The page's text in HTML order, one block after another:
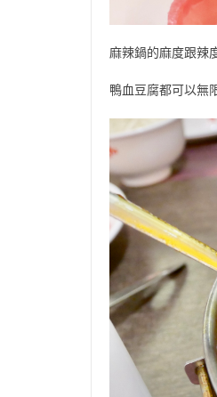
麻辣鍋的麻度跟辣
鴨血豆腐都可以無